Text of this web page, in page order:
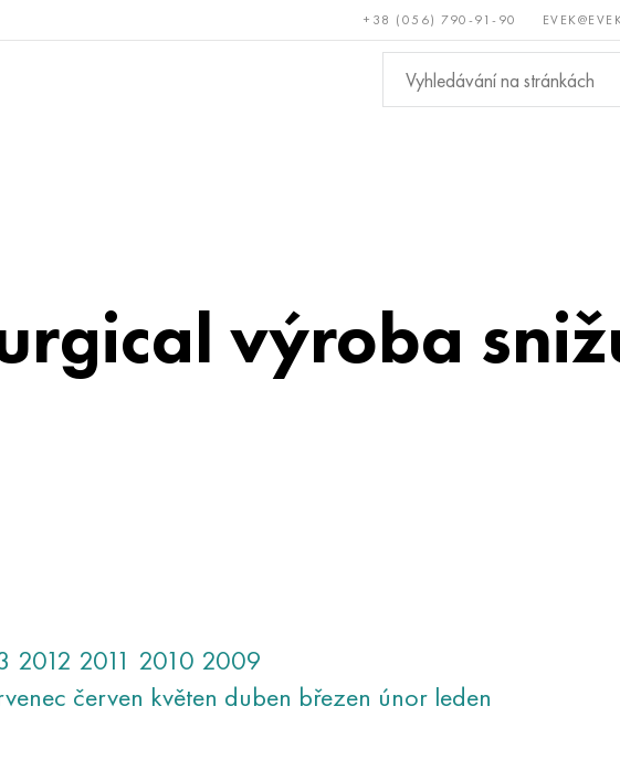
+38 (056) 790-91-90
Bronz, měď, Neželezné
kovy
výroba
2012 2011 2010 2009
červen květen duben březen únor leden